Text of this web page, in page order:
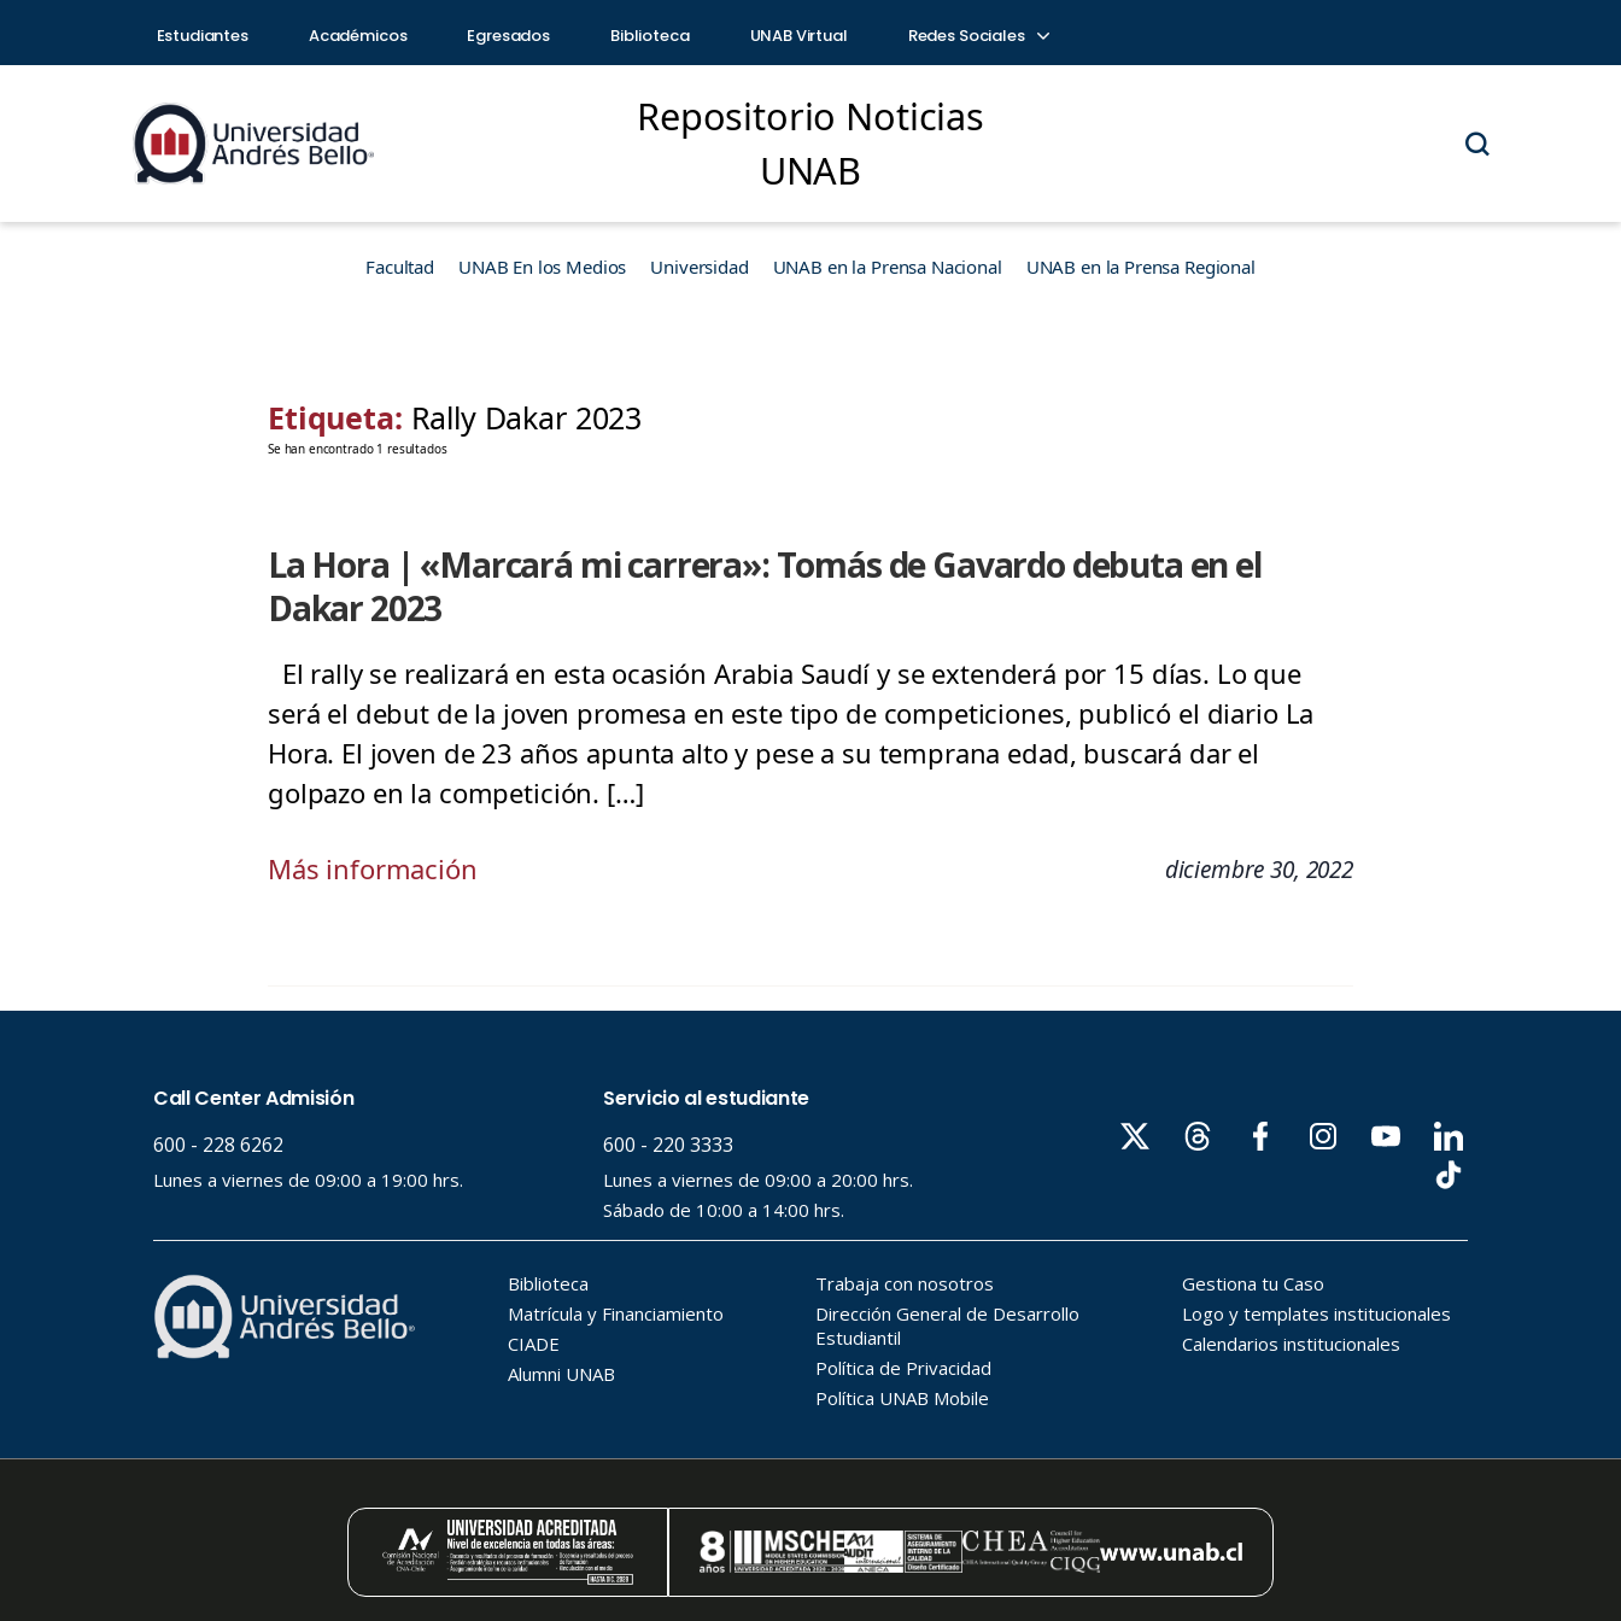
Estudiantes Académicos Egresados Biblioteca UNAB Virtual Redes Sociales
Repositorio Noticias
UNAB
Facultad UNAB En los Medios Universidad UNAB en la Prensa Nacional UNAB en la Prensa Regional
Etiqueta: Rally Dakar 2023
Se han encontrado 1 resultados
La Hora | «Marcará mi carrera»: Tomás de Gavardo debuta en el
Dakar 2023
El rally se realizará en esta ocasión Arabia Saudí y se extenderá por 15 días. Lo que
será el debut de la joven promesa en este tipo de competiciones, publicó el diario La
Hora. El joven de 23 años apunta alto y pese a su temprana edad, buscará dar el
golpazo en la competición. […]
Más información diciembre 30, 2022